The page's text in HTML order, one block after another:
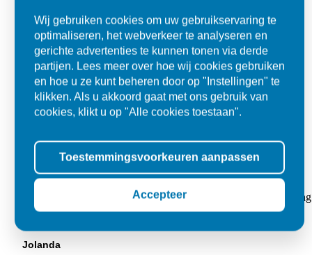
Super
"Goed geholpen bij aankoop en zeer klantvriendelijk. De
tegels voor in de tuin."
Jolanda
Wij gebruiken cookies om uw gebruikservaring te
optimaliseren, het webverkeer te analyseren en
gerichte advertenties te kunnen tonen via derde
partijen. Lees meer over hoe wij cookies gebruiken
en hoe u ze kunt beheren door op "Instellingen" te
klikken. Als u akkoord gaat met ons gebruik van
cookies, klikt u op "Alle cookies toestaan".
Toestemmingsvoorkeuren aanpassen
Accepteer